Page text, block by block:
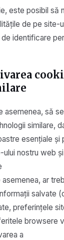
este posibil să
de pe site-
identificare
asemenea, să
similare,
esențiale și
nostru web
ar
salvate
preferințele
browsere
a